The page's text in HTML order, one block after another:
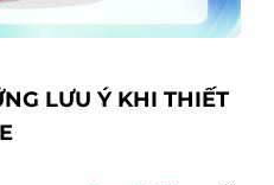
LƯU Ý KHI THIẾT